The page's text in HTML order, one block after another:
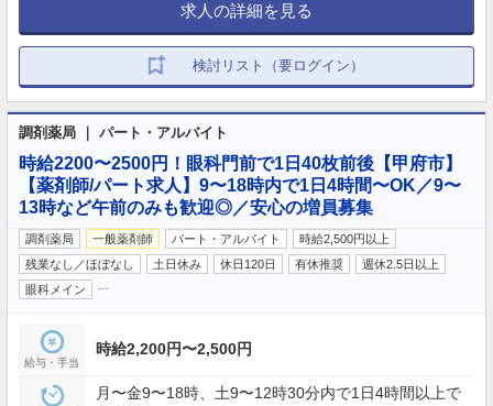
求人の詳細を見る
検討リスト（要ログイン）
調剤薬局 ｜ パート・アルバイト
時給2200〜2500円！眼科門前で1日40枚前後【甲府市】
【薬剤師/パート求人】9〜18時内で1日4時間〜OK／9〜
13時など午前のみも歓迎◎／安心の増員募集
調剤薬局 一般薬剤師 パート・アルバイト
時給2,500円以上
残業なし／ほぼなし
土日休み 休日120日 有休推奨
週休2.5日以上
眼科メイン
給与・手当
時給2,200円〜2,500円
月〜金9〜18時、土9〜12時30分内で1日4時間以上で